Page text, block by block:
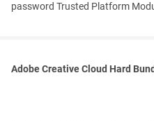
password Trusted Platform
Adobe Creative Cloud Hard